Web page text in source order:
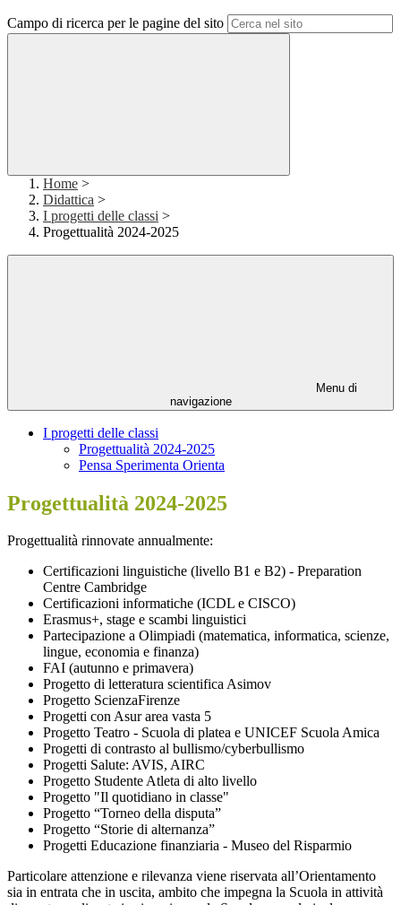
Campo di ricerca per le pagine del sito
Home >
Didattica >
I progetti delle classi >
Progettualità 2024-2025
Menu di
navigazione
I progetti delle classi
Progettualità 2024-2025
Pensa Sperimenta Orienta
Progettualità 2024-2025
Progettualità rinnovate annualmente:
Certificazioni linguistiche (livello B1 e B2) - Preparation
Centre Cambridge
Certificazioni informatiche (ICDL e CISCO)
Erasmus+, stage e scambi linguistici
Partecipazione a Olimpiadi (matematica, informatica, scienze,
lingue, economia e finanza)
FAI (autunno e primavera)
Progetto di letteratura scientifica Asimov
Progetto ScienzaFirenze
Progetti con Asur area vasta 5
Progetto Teatro - Scuola di platea e UNICEF Scuola Amica
Progetti di contrasto al bullismo/cyberbullismo
Progetti Salute: AVIS, AIRC
Progetto Studente Atleta di alto livello
Progetto "Il quotidiano in classe"
Progetto “Torneo della disputa”
Progetto “Storie di alternanza”
Progetti Educazione finanziaria - Museo del Risparmio
Particolare attenzione e rilevanza viene riservata all’Orientamento
sia in entrata che in uscita, ambito che impegna la Scuola in attività